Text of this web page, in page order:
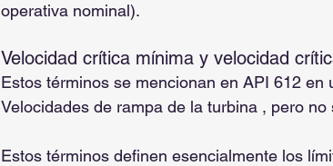
operativa nominal).
Velocidad crítica mínima y velocidad
Estos términos se mencionan en API 612
Velocidades de rampa de la turbina , pero
Estos términos definen esencialmente los